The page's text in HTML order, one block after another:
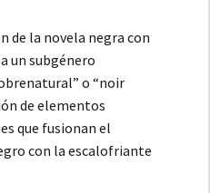
de la novela negra con
un subgénero
o “noir
de elementos
que fusionan el
con la escalofriante